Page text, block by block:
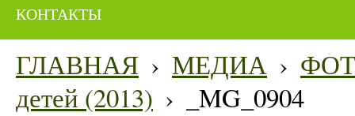
КОНТАКТЫ
ГЛАВНАЯ › МЕДИА ›
детей (2013) › _MG_0904